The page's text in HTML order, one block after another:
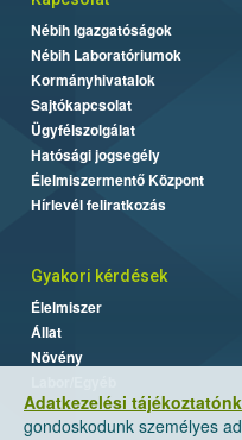
Adatkezelési
gondoskodunk személyes
Nébih Igazgatóságok
Nébih Laboratóriumok
Kormányhivatalok
Sajtókapcsolat
Ügyfélszolgálat
Hatósági jogsegély
Élelmiszermentő Központ
Hírlevél feliratkozás
Gyakori kérdések
Élelmiszer
Állat
Növény